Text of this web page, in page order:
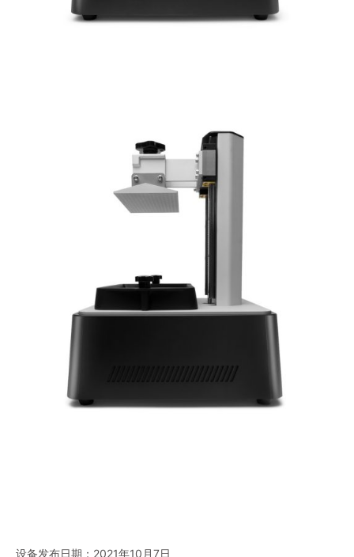
设备发布日期：2021年10月7日